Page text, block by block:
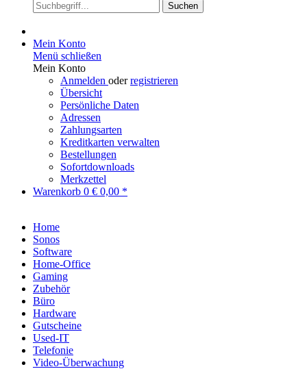
Suchen
Mein Konto
Menü schließen
Mein Konto
Anmelden oderregistrieren
Übersicht
Persönliche Daten
Adressen
Zahlungsarten
Kreditkarten verwalten
Bestellungen
Sofortdownloads
Merkzettel
Warenkorb 0 € 0,00 *
Home
Sonos
Software
Home-Office
Gaming
Zubehör
Büro
Hardware
Gutscheine
Used-IT
Telefonie
Video-Überwachung